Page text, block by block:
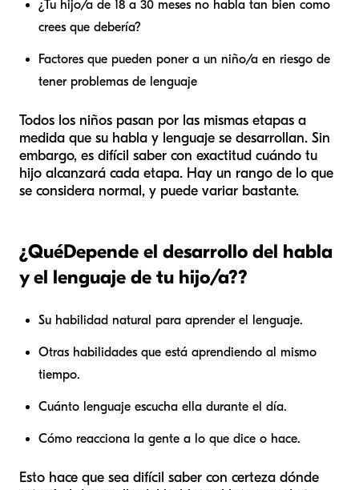
¿Tu hijo/a de 18 a 30 meses no habla tan bien como
crees que debería?
Factores que pueden poner a un niño/a en riesgo de
tener problemas de lenguaje
Todos los niños pasan por las mismas etapas a
medida que su habla y lenguaje se desarrollan. Sin
embargo, es difícil saber con exactitud cuándo tu
hijo alcanzará cada etapa. Hay un rango de lo que
se considera normal, y puede variar bastante.
¿QuéDepende el desarrollo del habla
y el lenguaje de tu hijo/a??
Su habilidad natural para aprender el lenguaje.
Otras habilidades que está aprendiendo al mismo
tiempo.
Cuánto lenguaje escucha ella durante el día.
Cómo reacciona la gente a lo que dice o hace.
Esto hace que sea difícil saber con certeza dónde